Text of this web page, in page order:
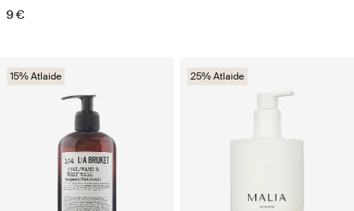
9 €
15% Atlaide 25% Atlaide